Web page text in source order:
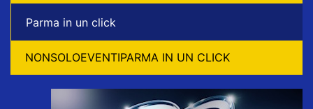
Parma in un click
NONSOLOEVENTIPARMA IN UN CLICK